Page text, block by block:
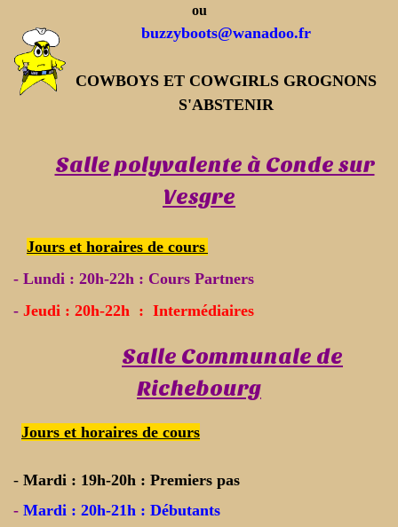
ou
buzzyboots@wanadoo.fr
COWBOYS ET COWGIRLS GROGNONS
S'ABSTENIR
Salle polyvalente à Conde sur
Vesgre
Jours et horaires de cours
- Lundi : 20h-22h : Cours Partners
- Jeudi : 20h-22h : Intermédiaires
Salle Communale de
Richebourg
Jours et horaires de cours
- Mardi : 19h-20h : Premiers pas
- Mardi : 20h-21h : Débutants